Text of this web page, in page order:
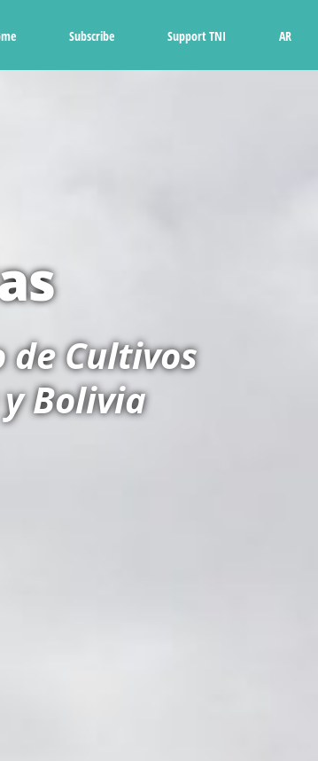
Subscribe Support TNI AR
Cultivos
Bolivia